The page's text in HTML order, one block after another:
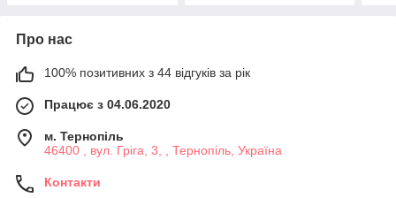
Про нас
100% позитивних з 44 відгуків за рік
Працює з 04.06.2020
м. Тернопіль
46400 , вул. Гріга, 3, , Тернопіль, Україна
Контакти